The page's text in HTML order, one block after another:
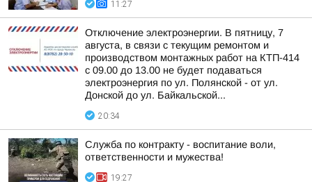
11:27
Отключение электроэнергии. В пятницу, 7
августа, в связи с текущим ремонтом и
производством монтажных работ на КТП-414
с 09.00 до 13.00 не будет подаваться
электроэнергия по ул. Полянской - от ул.
Донской до ул. Байкальской...
20:34
Служба по контракту - воспитание воли,
ответственности и мужества!
19:27